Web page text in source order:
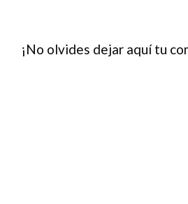
¡No olvides dejar aquí tu